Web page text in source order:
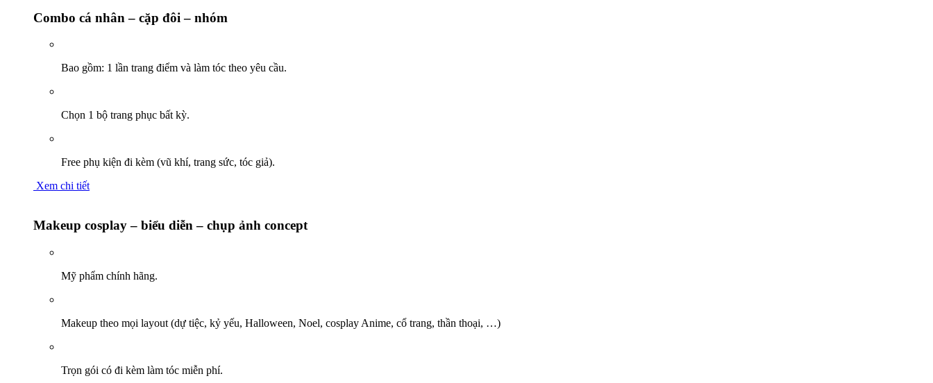
Combo cá nhân – cặp đôi – nhóm
Bao gồm: 1 lần trang điểm và làm tóc theo yêu cầu.
Chọn 1 bộ trang phục bất kỳ.
Free phụ kiện đi kèm (vũ khí, trang sức, tóc giả).
Xem chi tiết
Makeup cosplay – biểu diễn – chụp ảnh concept
Mỹ phẩm chính hãng.
Makeup theo mọi layout (dự tiệc, kỷ yếu, Halloween, Noel, cosplay Anime, cổ trang, thần thoại, …)
Trọn gói có đi kèm làm tóc miễn phí.